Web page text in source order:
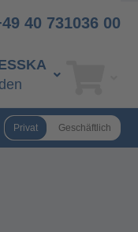
40 731036 00
Privat Geschäftlich